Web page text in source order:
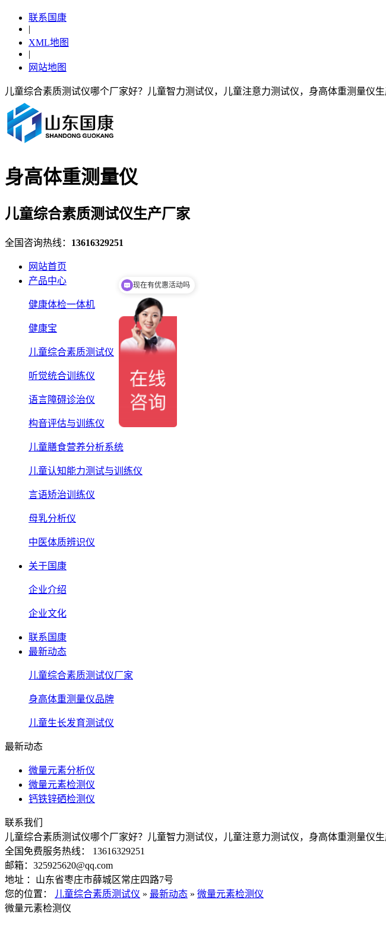
联系国康
|
XML地图
|
网站地图
儿童综合素质测试仪哪个厂家好？儿童智力测试仪，儿童注意力测试仪，身高体重测量仪
身高体重测量仪
儿童综合素质测试仪生产厂家
全国咨询热线： 13616329251
网站首页
产品中心
健康体检一体机
健康宝
儿童综合素质测试仪
听觉统合训练仪
语言障碍诊治仪
构音评估与训练仪
儿童膳食营养分析系统
儿童认知能力测试与训练仪
言语矫治训练仪
母乳分析仪
中医体质辨识仪
关于国康
企业介绍
企业文化
联系国康
最新动态
儿童综合素质测试仪厂家
身高体重测量仪品牌
儿童生长发育测试仪
最新动态
微量元素分析仪
微量元素检测仪
钙铁锌硒检测仪
联系我们
儿童综合素质测试仪哪个厂家好？儿童智力测试仪，儿童注意力测试仪，身高体重测量仪
全国免费服务热线： 13616329251
邮箱：325925620@qq.com
地址 ：山东省枣庄市薛城区常庄四路7号
您的位置：
儿童综合素质测试仪 » 最新动态 » 微量元素检测仪
微量元素检测仪
现在有优惠活动吗